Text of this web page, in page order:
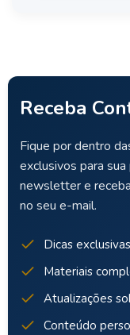
Receba
Fique por dentro
exclusivos para
newsletter e
no seu e-mail.
Dicas
Materiais
Atualizações
Conteúdo